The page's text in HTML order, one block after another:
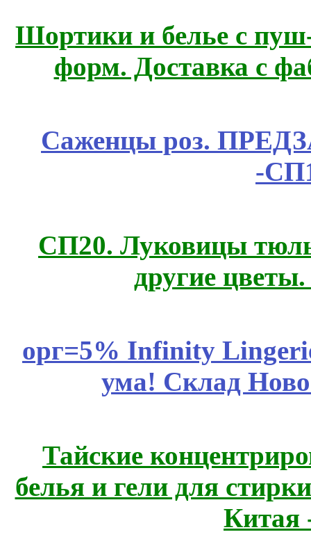
Шортики и белье с
форм. Доставка с
Саженцы роз.
-
СП20. Луковицы
другие
орг=5% Infinity
ума! Склад
Тайские
белья и гели для
Китая